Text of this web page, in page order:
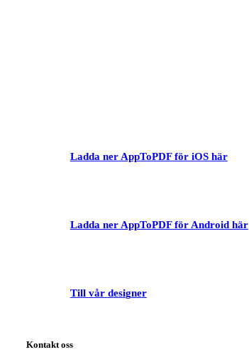
Ladda ner AppToPDF för iOS här
Ladda ner AppToPDF för Android här
Till vår designer
Kontakt oss